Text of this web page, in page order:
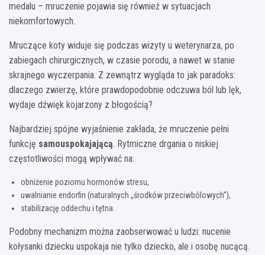
medalu – mruczenie pojawia się również w sytuacjach
niekomfortowych.
Mruczące koty widuje się podczas wizyty u weterynarza, po
zabiegach chirurgicznych, w czasie porodu, a nawet w stanie
skrajnego wyczerpania. Z zewnątrz wygląda to jak paradoks:
dlaczego zwierzę, które prawdopodobnie odczuwa ból lub lęk,
wydaje dźwięk kojarzony z błogością?
Najbardziej spójne wyjaśnienie zakłada, że mruczenie pełni
funkcję samouspokajającą. Rytmiczne drgania o niskiej
częstotliwości mogą wpływać na:
obniżenie poziomu hormonów stresu,
uwalnianie endorfin (naturalnych „środków przeciwbólowych”),
stabilizację oddechu i tętna.
Podobny mechanizm można zaobserwować u ludzi: nucenie
kołysanki dziecku uspokaja nie tylko dziecko, ale i osobę nucącą.